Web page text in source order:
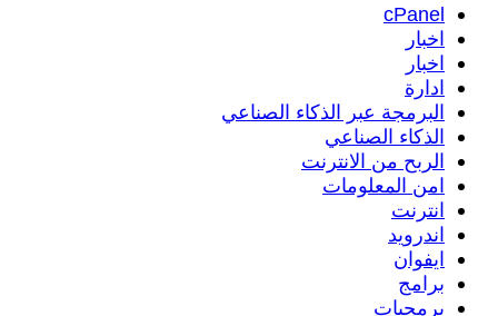
cPanel
اخبار
اخبار
ادارة
البرمجة عبر الذكاء الصناعي
الذكاء الصناعي
الربح من الانترنت
امن المعلومات
انترنت
اندرويد
ايفوان
برامج
برمجيات